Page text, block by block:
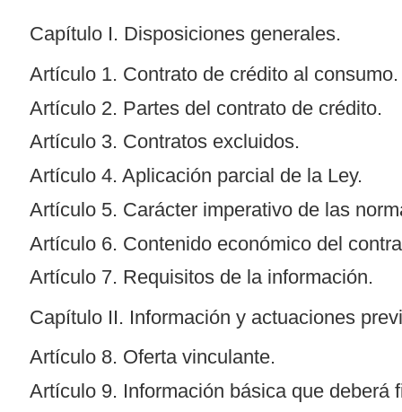
Capítulo I. Disposiciones generales.
Artículo 1. Contrato de crédito al consumo.
Artículo 2. Partes del contrato de crédito.
Artículo 3. Contratos excluidos.
Artículo 4. Aplicación parcial de la Ley.
Artículo 5. Carácter imperativo de las
Artículo 6. Contenido económico del
Artículo 7. Requisitos de la información.
Capítulo II. Información y actuaciones
Artículo 8. Oferta vinculante.
Artículo 9. Información básica que deberá